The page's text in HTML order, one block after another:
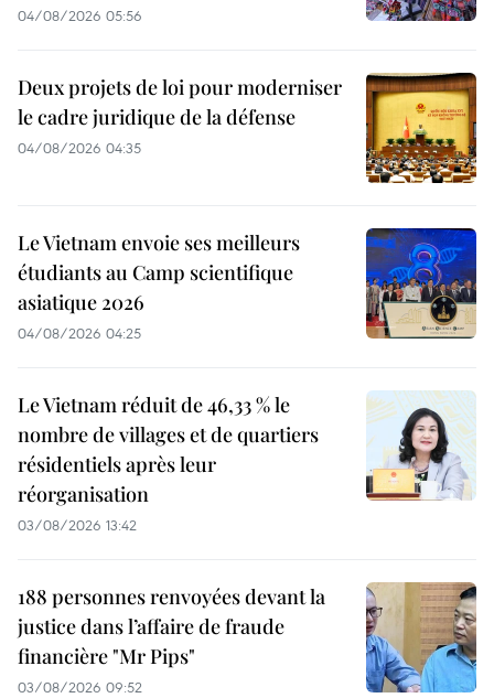
04/08/2026 05:56
Deux projets de loi pour moderniser
le cadre juridique de la défense
04/08/2026 04:35
Le Vietnam envoie ses meilleurs
étudiants au Camp scientifique
asiatique 2026
04/08/2026 04:25
Le Vietnam réduit de 46,33 % le
nombre de villages et de quartiers
résidentiels après leur
réorganisation
03/08/2026 13:42
188 personnes renvoyées devant la
justice dans l’affaire de fraude
financière "Mr Pips"
03/08/2026 09:52